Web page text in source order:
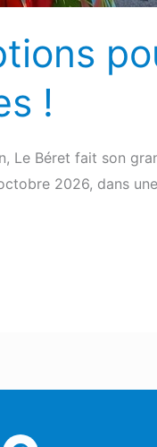
!
Le Béret fait son
2026, dans
F